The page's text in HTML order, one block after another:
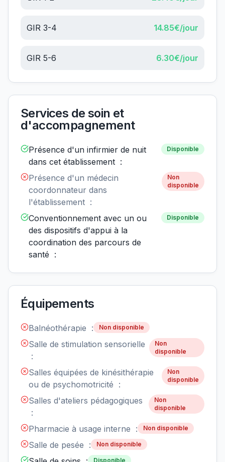
GIR 3-4 14.85€/jour
GIR 5-6 6.30€/jour
Services de soin et
d'accompagnement
Présence d'un infirmier de nuit
dans cet établissement :
Disponible
Présence d'un médecin
coordonnateur dans
l'établissement :
Non
disponible
Conventionnement avec un ou
des dispositifs d'appui à la
coordination des parcours de
santé :
Disponible
Équipements
Balnéothérapie : Non disponible
Salle de stimulation sensorielle
:
Non
disponible
Salles équipées de kinésithérapie
ou de psychomotricité :
Non
disponible
Salles d'ateliers pédagogiques
:
Non
disponible
Pharmacie à usage interne : Non disponible
Salle de pesée : Non disponible
Disponible